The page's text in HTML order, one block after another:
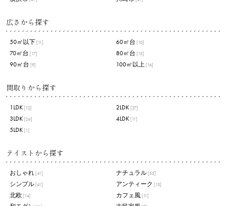
広さから探す
50㎡以下[11] 60㎡台 [10]
70㎡台 [17] 80㎡台 [15]
90㎡台 [9] 100㎡以上[16]
間取りから探す
1LDK[12] 2LDK[27]
3LDK[26] 4LDK[11]
5LDK[1]
テイストから探す
おしゃれ[41] ナチュラル[55]
シンプル[41] アンティーク [15]
北欧 [14] カフェ風[11]